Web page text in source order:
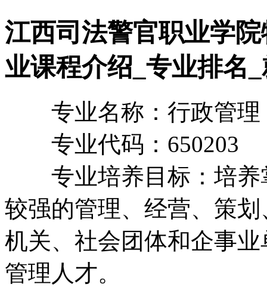
江西司法警官职业学
业课程介绍_专业排名
专业名称：行政管理
专业代码：650203
专业培养目标：培养
较强的管理、经营、策
机关、社会团体和企事
管理人才。